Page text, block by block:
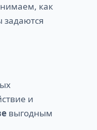
как
и
выгодным